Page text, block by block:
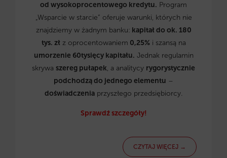
od wysokoprocentowego kredytu. Program
„Wsparcie w starcie” oferuje warunki, których nie
znajdziemy w żadnym banku: kapitał do ok. 180
tys. zł z oprocentowaniem 0,25%i szansą na
umorzenie 60tysięcy kapitału. Jednak regulamin
skrywa szereg pułapek, a analitycy rygorystycznie
podchodzą do jednego elementu –
doświadczenia przyszłego przedsiębiorcy.
Sprawdź szczegóły!
CZYTAJ WIĘCEJ →